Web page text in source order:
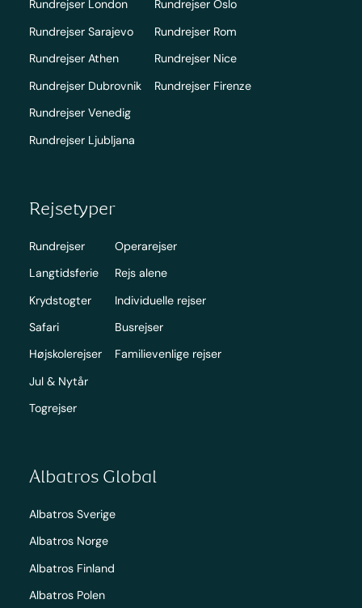
Rundrejser London
Rundrejser Sarajevo
Rundrejser Athen
Rundrejser Dubrovnik
Rundrejser Venedig
Rundrejser Ljubljana
Rundrejser Oslo
Rundrejser Rom
Rundrejser Nice
Rundrejser Firenze
Rejsetyper
Rundrejser
Langtidsferie
Krydstogter
Safari
Højskolerejser
Jul & Nytår
Togrejser
Operarejser
Rejs alene
Individuelle rejser
Busrejser
Familievenlige rejser
Albatros Global
Albatros Sverige
Albatros Norge
Albatros Finland
Albatros Polen